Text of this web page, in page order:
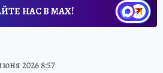
НАС В МАХ!
2026 8:57